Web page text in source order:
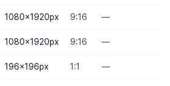
1080×1920px 9:16 —
1080×1920px 9:16 —
196×196px 1:1 —